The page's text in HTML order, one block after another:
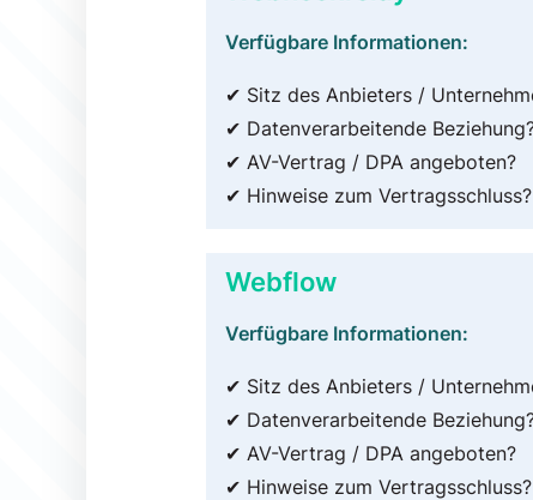
Verfügbare Informationen:
✔ Sitz des Anbieters /
✔ Datenverarbeitende
✔ AV-Vertrag / DPA angeboten?
✔ Hinweise zum Vertragsschluss?
Webflow
Verfügbare Informationen:
✔ Sitz des Anbieters /
✔ Datenverarbeitende
✔ AV-Vertrag / DPA angeboten?
✔ Hinweise zum Vertragsschluss?